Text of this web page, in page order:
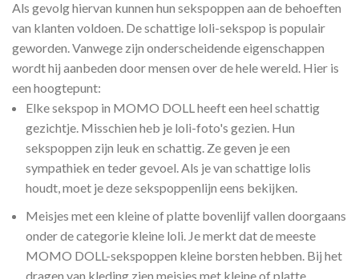
Als gevolg hiervan kunnen hun sekspoppen aan de behoeften
van klanten voldoen. De schattige loli-sekspop is populair
geworden. Vanwege zijn onderscheidende eigenschappen
wordt hij aanbeden door mensen over de hele wereld. Hier is
een hoogtepunt:
Elke sekspop in MOMO DOLL heeft een heel schattig
gezichtje. Misschien heb je loli-foto's gezien. Hun
sekspoppen zijn leuk en schattig. Ze geven je een
sympathiek en teder gevoel. Als je van schattige lolis
houdt, moet je deze sekspoppenlijn eens bekijken.
Meisjes met een kleine of platte bovenlijf vallen doorgaans
onder de categorie kleine loli. Je merkt dat de meeste
MOMO DOLL-sekspoppen kleine borsten hebben. Bij het
dragen van kleding zien meisjes met kleine of platte